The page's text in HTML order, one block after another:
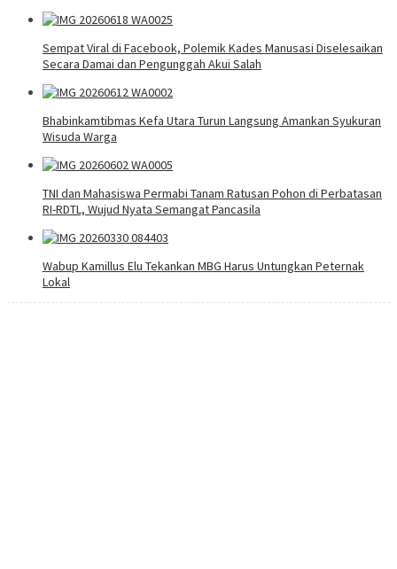
Sempat Viral di Facebook, Polemik Kades Manusasi Diselesaikan
Secara Damai dan Pengunggah Akui Salah
Bhabinkamtibmas Kefa Utara Turun Langsung Amankan Syukuran
Wisuda Warga
TNI dan Mahasiswa Permabi Tanam Ratusan Pohon di Perbatasan
RI-RDTL, Wujud Nyata Semangat Pancasila
Wabup Kamillus Elu Tekankan MBG Harus Untungkan Peternak
Lokal